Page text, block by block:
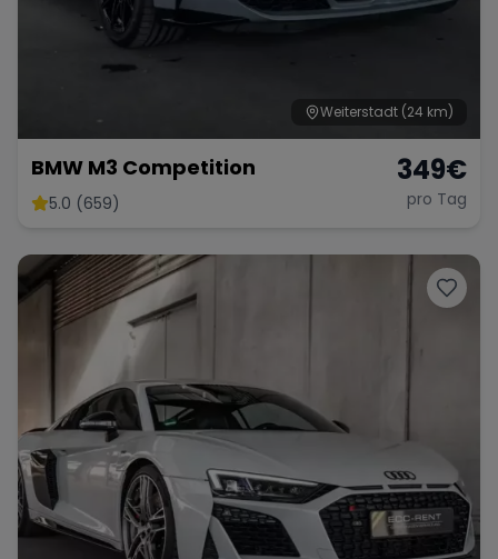
Weiterstadt (24 km)
BMW M3 Competition
5.0 (659)
349€
pro Tag